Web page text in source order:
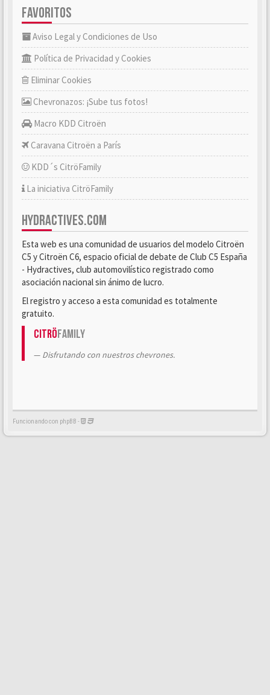
FAVORITOS
Aviso Legal y Condiciones de Uso
Política de Privacidad y Cookies
Eliminar Cookies
Chevronazos: ¡Sube tus fotos!
Macro KDD Citroën
Caravana Citroën a París
KDD´s CitröFamily
La iniciativa CitröFamily
HYDRACTIVES.COM
Esta web es una comunidad de usuarios del modelo Citroën
C5 y Citroën C6, espacio oficial de debate de Club C5 España
- Hydractives, club automovilístico registrado como
asociación nacional sin ánimo de lucro.
El registro y acceso a esta comunidad es totalmente
gratuito.
CitröFamily
Disfrutando con nuestros chevrones.
Funcionando con phpBB -